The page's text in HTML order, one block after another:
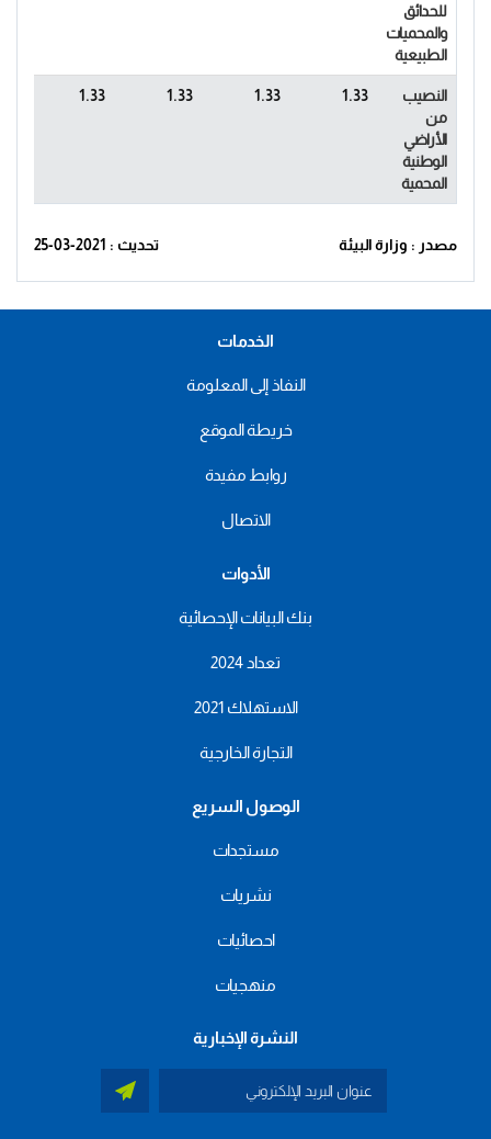
للحدائق
والمحميات
الطبيعية
النصيب
من
الأراضي
الوطنية
المحمية
1.33
1.33
1.33
1.33
مصدر : وزارة البيئة تحديث : 2021-03-25
الخدمات
النفاذ إلى المعلومة
خريطة الموقع
روابط مفيدة
الاتصال
الأدوات
بنك البيانات الإحصائية
تعداد 2024
الاستهلاك 2021
التجارة الخارجية
الوصول السريع
مستجدات
نشريات
احصائيات
منهجيات
النشرة الإخبارية